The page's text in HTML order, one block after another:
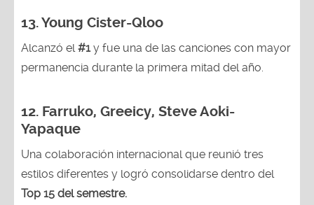
13. Young Cister-Qloo
Alcanzó el#1y fue una de las canciones con mayor
permanencia durante la primera mitad del año.
12. Farruko, Greeicy, Steve Aoki-
Yapaque
Una colaboración internacional que reunió tres
estilos diferentes y logró consolidarse dentro del
Top 15 del semestre.